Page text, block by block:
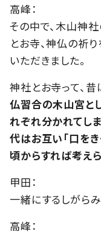
高峰：
その中で、木山神
とお寺、神仏の祈
いただきました。
神社とお寺って、
仏習合の木山宮と
れぞれ分かれてし
代はお互い「口をき
頃からすれば考え
甲田：
一緒にするしがら
高峰：